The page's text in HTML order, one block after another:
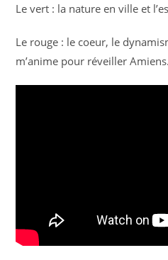
Le vert : la nature en ville et
Le rouge : le coeur, le
m’anime pour réveiller Amiens.